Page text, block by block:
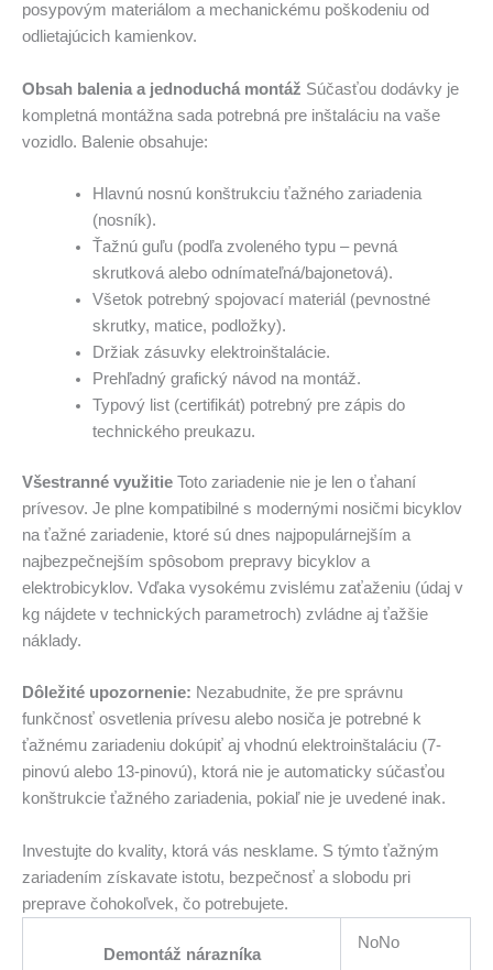
posypovým materiálom a mechanickému poškodeniu od
odlietajúcich kamienkov.
Obsah balenia a jednoduchá montáž Súčasťou dodávky je
kompletná montážna sada potrebná pre inštaláciu na vaše
vozidlo. Balenie obsahuje:
Hlavnú nosnú konštrukciu ťažného zariadenia
(nosník).
Ťažnú guľu (podľa zvoleného typu – pevná
skrutková alebo odnímateľná/bajonetová).
Všetok potrebný spojovací materiál (pevnostné
skrutky, matice, podložky).
Držiak zásuvky elektroinštalácie.
Prehľadný grafický návod na montáž.
Typový list (certifikát) potrebný pre zápis do
technického preukazu.
Všestranné využitie Toto zariadenie nie je len o ťahaní
prívesov. Je plne kompatibilné s modernými nosičmi bicyklov
na ťažné zariadenie, ktoré sú dnes najpopulárnejším a
najbezpečnejším spôsobom prepravy bicyklov a
elektrobicyklov. Vďaka vysokému zvislému zaťaženiu (údaj v
kg nájdete v technických parametroch) zvládne aj ťažšie
náklady.
Dôležité upozornenie: Nezabudnite, že pre správnu
funkčnosť osvetlenia prívesu alebo nosiča je potrebné k
ťažnému zariadeniu dokúpiť aj vhodnú elektroinštaláciu (7-
pinovú alebo 13-pinovú), ktorá nie je automaticky súčasťou
konštrukcie ťažného zariadenia, pokiaľ nie je uvedené inak.
Investujte do kvality, ktorá vás nesklame. S týmto ťažným
zariadením získavate istotu, bezpečnosť a slobodu pri
preprave čohokoľvek, čo potrebujete.
Demontáž nárazníka
NoNo